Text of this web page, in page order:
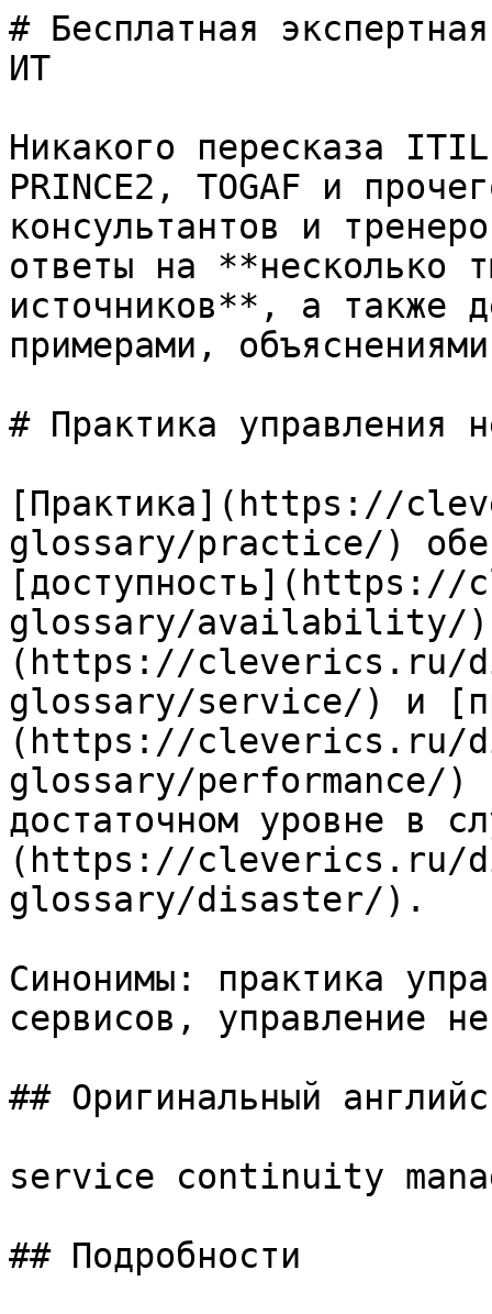
# Бесплатная
ИТ
Никакого пересказа
PRINCE2, TOGAF и
консультантов и
ответы на **несколько
источников**, а также
примерами,
# Практика управления
[Практика](https://
glossary/practice/)
glossary/availability/
(https://cleverics.ru/
glossary/service/) и
(https://cleverics.ru/
glossary/performance/)
достаточном уровне в
(https://cleverics.ru/
glossary/disaster/).
Синонимы: практика
сервисов, управление
## Оригинальный
service continuity
## Подробности